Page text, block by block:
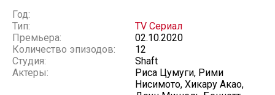
Год:
Тип:
TV Сериал
Премьера:
02.10.2020
Количество эпизодов:
12
Студия:
Shaft
Актеры:
Риса Цумуги, Рими
Нисимото, Хикару Акао,